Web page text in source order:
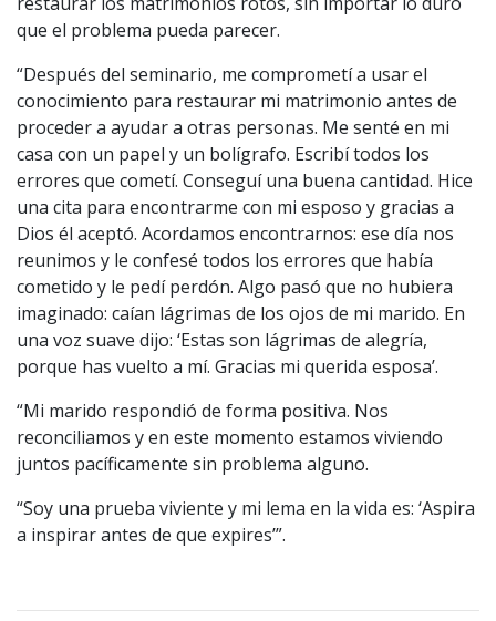
que el problema pueda parecer.
“Después del seminario, me comprometí a usar el
conocimiento para restaurar mi matrimonio antes de
proceder a ayudar a otras personas. Me senté en mi
casa con un papel y un bolígrafo. Escribí todos los
errores que cometí. Conseguí una buena cantidad. Hice
una cita para encontrarme con mi esposo y gracias a
Dios él aceptó. Acordamos encontrarnos: ese día nos
reunimos y le confesé todos los errores que había
cometido y le pedí perdón. Algo pasó que no hubiera
imaginado: caían lágrimas de los ojos de mi marido. En
una voz suave dijo: ‘Estas son lágrimas de alegría,
porque has vuelto a mí. Gracias mi querida esposa’.
“Mi marido respondió de forma positiva. Nos
reconciliamos y en este momento estamos viviendo
juntos pacíficamente sin problema alguno.
“Soy una prueba viviente y mi lema en la vida es: ‘Aspira
a inspirar antes de que expires’”.